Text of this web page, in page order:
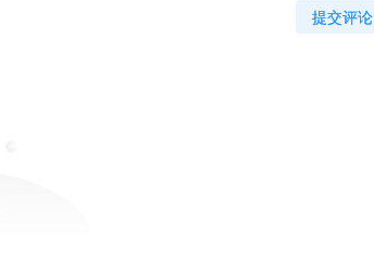
提交评论